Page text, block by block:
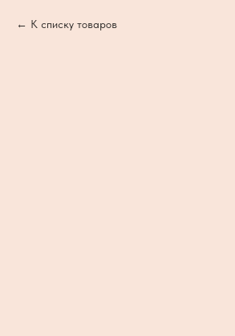
К списку товаров